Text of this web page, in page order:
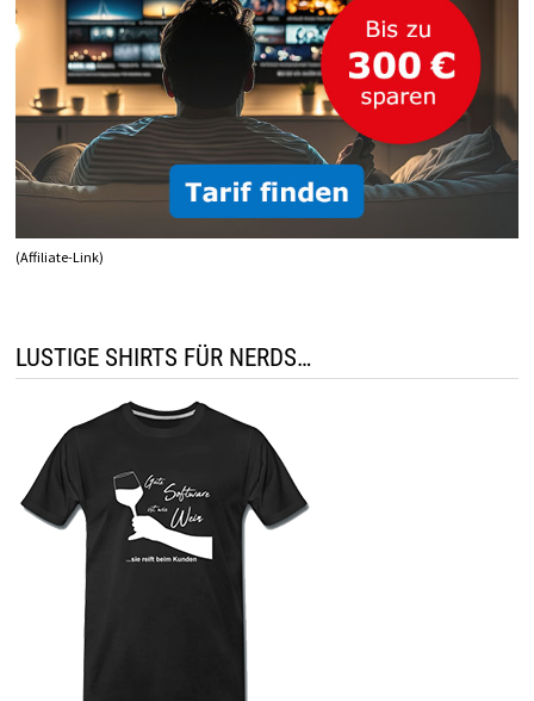
(Affiliate-Link)
LUSTIGE SHIRTS FÜR NERDS…